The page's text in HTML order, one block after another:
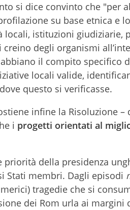
si dice convinto che "per
su base etnica e
istituzioni giudiziarie,
degli organismi
il compito specifico
locali valide,
questo si verificasse.
infine la Risoluzione
i progetti orientati al
priorità della presidenza
Stati membri. Dagli episodi
tragedie che si
dei Rom urla ai margini